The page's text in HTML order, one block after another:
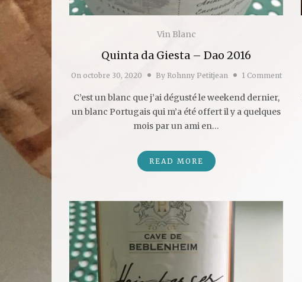
Vin Blanc
Quinta da Giesta – Dao 2016
On octobre 30, 2020 By Rohnny Petitjean 1 Comment
C’est un blanc que j’ai dégusté le weekend dernier,
un blanc Portugais qui m’a été offert il y a quelques
mois par un ami en…
READ MORE